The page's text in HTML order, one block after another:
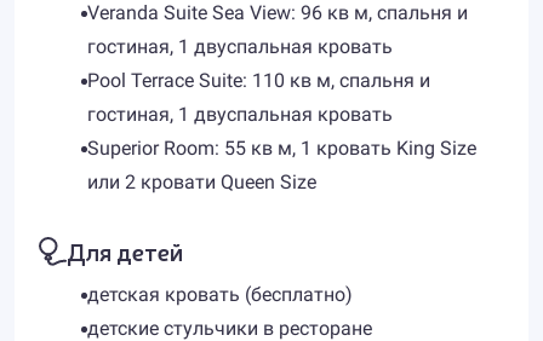
Veranda Suite Sea View: 96 кв м, спальня и
гостиная, 1 двуспальная кровать
Pool Terrace Suite: 110 кв м, спальня и
гостиная, 1 двуспальная кровать
Superior Room: 55 кв м, 1 кровать King Size
или 2 кровати Queen Size
Для детей
детская кровать (бесплатно)
детские стульчики в ресторане